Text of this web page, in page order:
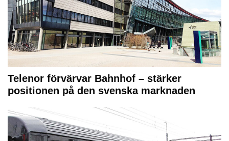
Telenor förvärvar Bahnhof – stärker
positionen på den svenska marknaden